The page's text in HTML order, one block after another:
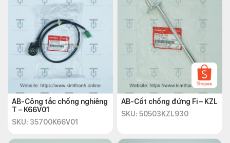
AB-Công tắc chống nghiêng
T – K66V01
SKU: 35700K66V01
AB-Cốt chống đứng Fi – KZL
SKU: 50503KZL930